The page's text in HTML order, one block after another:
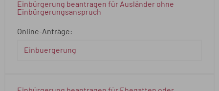
Einbürgerung beantragen für Ausländer ohne
Einbürgerungsanspruch
Online-Anträge:
Einbuergerung